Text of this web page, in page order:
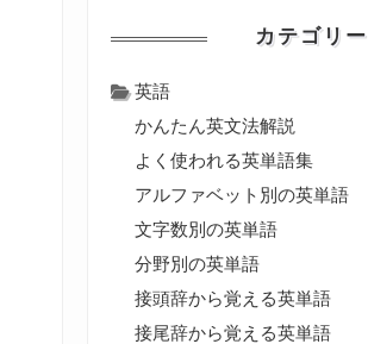
カテゴリー
英語
かんたん英文法解説
よく使われる英単語集
アルファベット別の英単語
文字数別の英単語
分野別の英単語
接頭辞から覚える英単語
接尾辞から覚える英単語